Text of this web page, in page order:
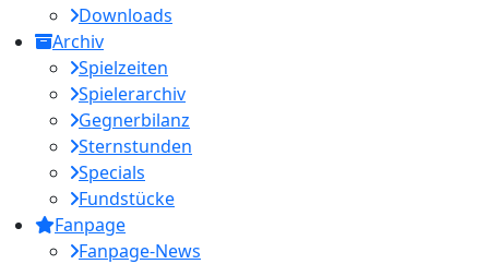
Downloads
Archiv
Spielzeiten
Spielerarchiv
Gegnerbilanz
Sternstunden
Specials
Fundstücke
Fanpage
Fanpage-News